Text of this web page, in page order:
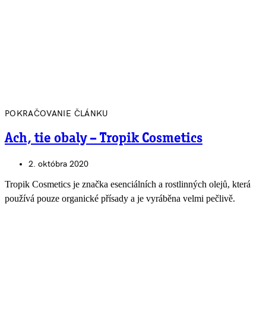
POKRAČOVANIE ČLÁNKU
Ach, tie obaly – Tropik Cosmetics
2. októbra 2020
Tropik Cosmetics je značka esenciálních a rostlinných olejů, která
používá pouze organické přísady a je vyráběna velmi pečlivě.